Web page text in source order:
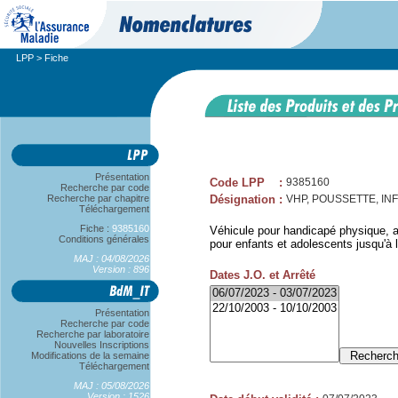
LPP > Fiche
Présentation
Recherche par code
Recherche par chapitre
Téléchargement
Fiche : 9385160
Conditions générales
MAJ : 04/08/2026
Version : 896
Présentation
Recherche par code
Recherche par laboratoire
Nouvelles Inscriptions
Modifications de la semaine
Téléchargement
MAJ : 05/08/2026
Code LPP : 9385160
Désignation : VHP, POUSSETTE,
Véhicule pour handicapé physique,
pour enfants et adolescents jusqu'à
Dates J.O. et Arrêté